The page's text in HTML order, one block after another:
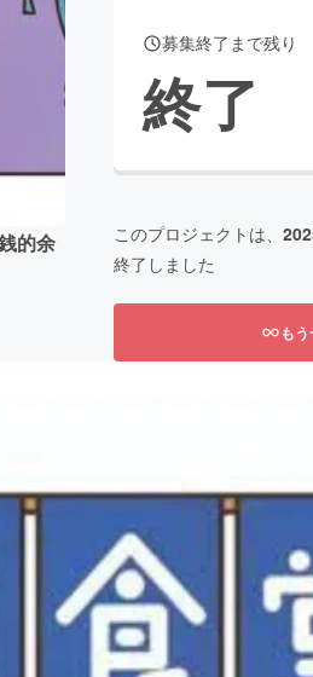
コミュニティ
的余
募集終了まで残り
終了
このプロジェクトは、
終了しました
も